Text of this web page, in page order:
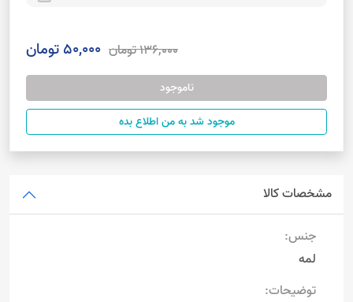
136,000 تومان 50,000 تومان
ناموجود
موجود شد به من اطلاع بده
مشخصات کالا
جنس:
لمه
توضیحات: